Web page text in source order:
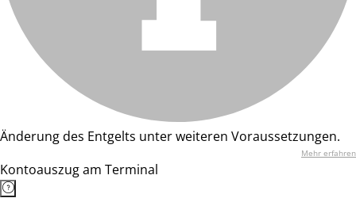
Änderung des Entgelts unter weiteren Voraussetzungen.
Mehr erfahren
Kontoauszug am Terminal